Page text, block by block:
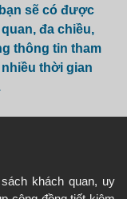
sẽ có được
đa chiều,
thông tin tham
thời gian
khách quan, uy